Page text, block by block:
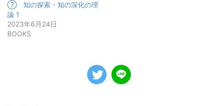
⑦ 知の探索・知の深化の理
論 1
2023年6月24日
BOOKS